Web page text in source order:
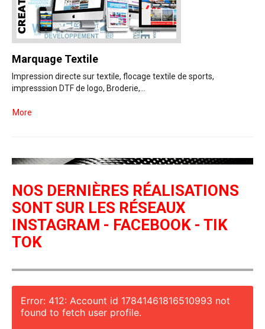
Marquage Textile
Impression directe sur textile, flocage textile de sports,
impresssion DTF de logo, Broderie,...
More
NOS DERNIÈRES RÉALISATIONS
SONT SUR LES RÉSEAUX
INSTAGRAM - FACEBOOK - TIK
TOK
Error: 412: Account id 17841461816510993 not
found to fetch user profile.